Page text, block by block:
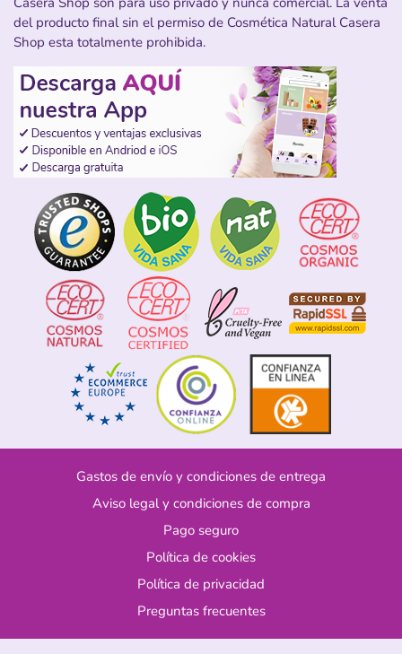
del producto final sin el permiso de Cosmética Natural Casera
Shop esta totalmente prohibida.
Gastos de envío y condiciones de entrega
Aviso legal y condiciones de compra
Pago seguro
Política de cookies
Política de privacidad
Preguntas frecuentes